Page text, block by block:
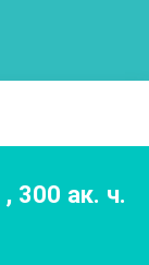
, 300 ак. ч.